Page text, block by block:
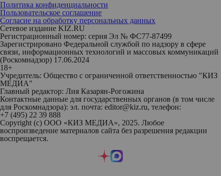
Политика конфиденциальности
Пользовательское соглашение
Согласие на обработку персональных данных
Сетевое издание KIZ.RU
Регистрационный номер: серия Эл № ФС77-87499
Зарегистрировано Федеральной службой по надзору в сфере
связи, информационных технологий и массовых коммуникаций
(Роскомнадзор) 17.06.2024
18+
Учредитель: Общество с ограниченной ответственностью "КИЗ
МЕДИА"
Главный редактор: Лия Казарян-Рогожина
Контактные данные для государственных органов (в том числе
для Роскомнадзора): эл. почта: editor@kiz.ru, телефон:
+7 (495) 22 39 888
Copyright (с) ООО «КИЗ МЕДИА», 2025. Любое
воспроизведение материалов сайта без разрешения редакции
воспрещается.